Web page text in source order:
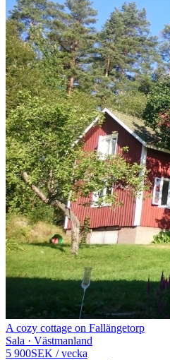
A cozy cottage on Fallängetorp
Sala · Västmanland
5 900SEK /vecka